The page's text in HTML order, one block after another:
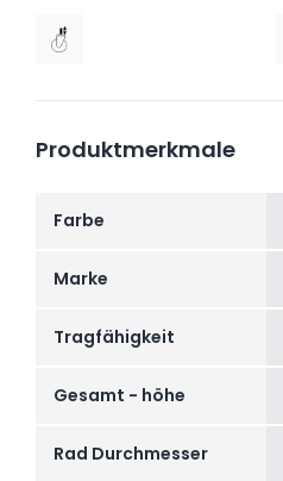
Produktmerkmale
Farbe
Marke
Tragfähigkeit
Gesamt - höhe
Rad Durchmesser